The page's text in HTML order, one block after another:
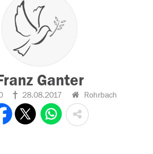
Ganter
28.08.2017 Rohrbach